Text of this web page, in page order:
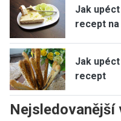
Jak
recept
Jak
recept
Nejsledovanější